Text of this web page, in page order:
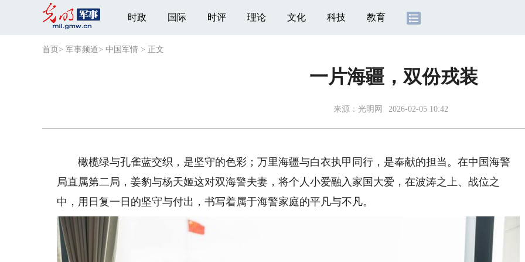
时政 国际 时评 理论 文化 科技 教育
首页 > 军事频道> 中国军情 > 正文
一片海疆，双份戎装
来源： 光明网 2026-02-05 10:42
橄榄绿与孔雀蓝交织，是坚守的色彩；万里海疆与白衣执甲同行，是奉献的担当。在中国海警
局直属第二局，姜豹与杨天姬这对双海警夫妻，将个人小爱融入家国大爱，在波涛之上、战位之
中，用日复一日的坚守与付出，书写着属于海警家庭的平凡与不凡。